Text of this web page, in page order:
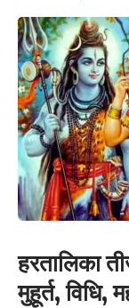
हरतालिका
मुहूर्त, विधि,